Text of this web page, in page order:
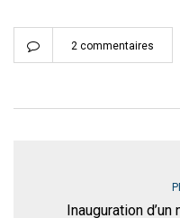
2 commentaires
Inauguration